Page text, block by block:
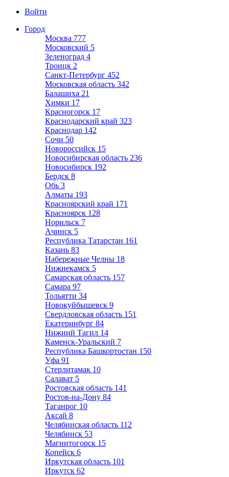
Войти
Город
Москва 777
Московский 5
Зеленоград 4
Троицк 2
Санкт-Петербург 452
Московская область 342
Балашиха 21
Химки 17
Красногорск 17
Краснодарский край 323
Краснодар 142
Сочи 50
Новороссийск 15
Новосибирская область 236
Новосибирск 192
Бердск 8
Обь 3
Алматы 193
Красноярский край 171
Красноярск 128
Норильск 7
Ачинск 5
Республика Татарстан 161
Казань 83
Набережные Челны 18
Нижнекамск 5
Самарская область 157
Самара 97
Тольятти 34
Новокуйбышевск 9
Свердловская область 151
Екатеринбург 84
Нижний Тагил 14
Каменск-Уральский 7
Республика Башкортостан 150
Уфа 91
Стерлитамак 10
Салават 5
Ростовская область 141
Ростов-на-Дону 84
Таганрог 10
Аксай 8
Челябинская область 112
Челябинск 53
Магнитогорск 15
Копейск 6
Иркутская область 101
Иркутск 62